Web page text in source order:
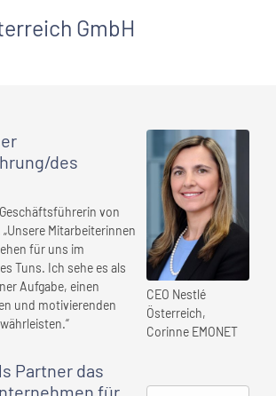
GmbH
des
von
Mitarbeiterinnen
für uns im
Tuns. Ich sehe es als
Aufgabe, einen
und motivierenden
Partner das
für
CEO Nestlé
Österreich,
Corinne EMONET